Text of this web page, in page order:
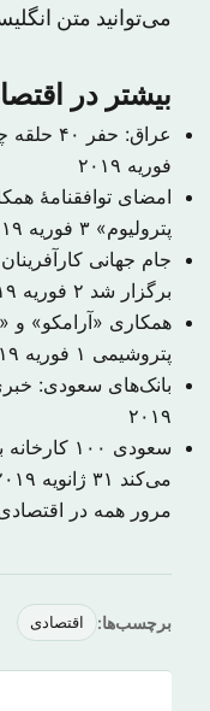
می‌توانید متن
بیشتر در
عراق: حفر ۴۰ حلقه چاه نفتی جدید در میدان مجنون
فوریه ۲۰۱۹
امضای توافقنامهٔ
پترولیوم» ۳ فوریه ۲۰۱۹
برگزار شد ۲ فوریه ۲۰۱۹
همکاری «آرامکو» و
پتروشیمی ۱ فوریه ۲۰۱۹
بانک‌های سعودی:
۲۰۱۹
سعودی
می‌کند ۳۱ ژانویه ۲۰۱۹
مرور همه در
برچسب‌ها: اقتصادی